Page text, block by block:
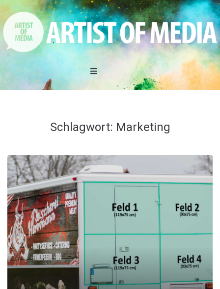
REFERENZEN
AKTIONEN
JOBS
Kontakt
Schlagwort: Marketing